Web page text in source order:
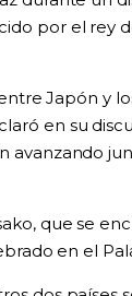
por el rey
Japón y
en su
avanzando
que se
en el